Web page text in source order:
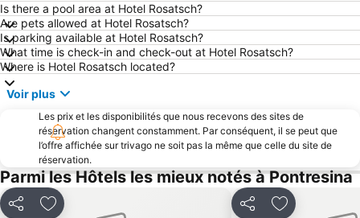
Iglu Dorf Davos-Klosters
Jakobshorn
Arosa Bahn
Preda-Bergün Toboggan Run
Bernina Express
Engadiner Summer Run
Motta Naluns
Parc National Suisse
St Moritz Gourmet Festival
Puschlaversee
Poststrasse Arosa
Pradaschier
Churwalden
Passo dello Stelvio
Via Mala
Corvatsch
Station Alp Grüm
Is there a pool area at Hotel Rosatsch?
Are pets allowed at Hotel Rosatsch?
Is parking available at Hotel Rosatsch?
What time is check-in and check-out at Hotel Rosatsch?
Where is Hotel Rosatsch located?
Voir plus
Les prix et les disponibilités que nous recevons des sites de
réservation changent constamment. Par conséquent, il se peut que
l’offre affichée sur trivago ne soit pas la même que celle du site de
réservation.
Parmi les Hôtels les mieux notés à Pontresina
PartagerAjouter à mes favoris PartagerAjouter à